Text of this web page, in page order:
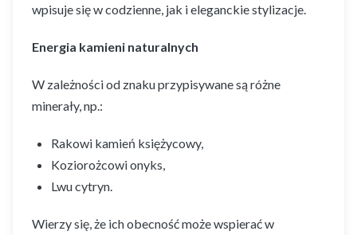
wpisuje się w codzienne, jak i eleganckie stylizacje.
Energia kamieni naturalnych
W zależności od znaku przypisywane są różne
minerały, np.:
Rakowi kamień księżycowy,
Koziorożcowi onyks,
Lwu cytryn.
Wierzy się, że ich obecność może wspierać w